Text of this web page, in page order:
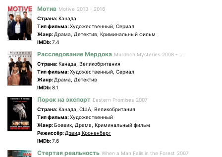
Мотив Motive 2013 - 2016
Страна:Канада
Tип фильма:Художественный, Сериал
Жанр: Драма, Детектив, Криминальный фильм
IMDb:7.4
Расследование Мердока Murdoch Mysteries 2008 - ...
Страна:Канада, Великобритания
Tип фильма:Художественный, Сериал
Жанр: Драма, Детектив
IMDb:8.1
Порок на экспорт Eastern Promises 2007
Страна:Канада, США, Великобритания
Tип фильма:Художественный
Жанр:Боевик, Драма, Криминальный фильм
Режиссёр: Дэвид Кроненберг
IMDb:7.6
Стертая реальность When a Man Falls in the Forest 2007